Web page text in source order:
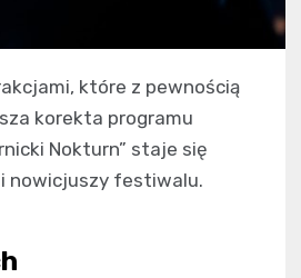
które z pewnością
korekta programu
Nokturn” staje się
nowicjuszy festiwalu.